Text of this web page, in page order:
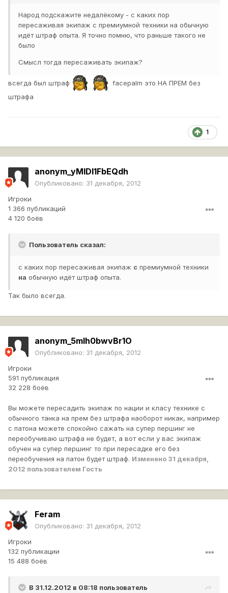
Народ подскажите недалёкому - с каких пор
пересаживая экипаж с премиумной техники на обычную
идёт штраф опыта. Я точно помню, что раньше такого не
было
Смысл тогда пересаживать экипаж?
всегда был штраф
facepalm это НА ПРЕМ без
штрафа
1
anonym_yMIDl1FbEQdh
Опубликовано: 31 декабря, 2012
Игроки
1 366 публикаций
4 120 боёв
Пользователь сказал:
с каких пор пересаживая экипаж с премиумной техники
на обычную идёт штраф опыта.
Так было всегда.
anonym_5mlh0bwvBr1O
Опубликовано: 31 декабря, 2012
Игроки
591 публикация
32 228 боёв
Вы можете пересадить экипаж по нации и класу технике с
обычного танка на прем без штрафа наоборот никак, например
с патона можете спокойно сажать на супер першинг не
переобучиваю штрафа не будет, а вот если у вас экипаж
обучен на супер першинг то при пересадке его без
переобучения на патон будет штраф. Изменено 31 декабря,
2012 пользователем Гость
Feram
Опубликовано: 31 декабря, 2012
Игроки
132 публикации
15 488 боёв
В 31.12.2012 в 08:18 пользователь